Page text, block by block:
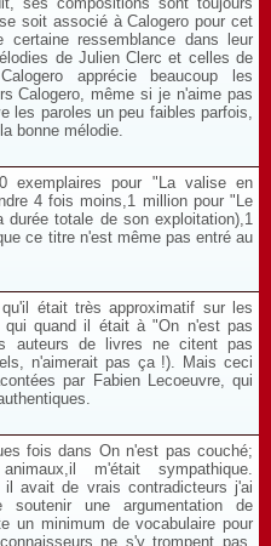
soit associé à Calogero pour cet
ressemblance dans leur
de Julien Clerc et celles de
apprécie beaucoup les
Calogero, même si je n'aime pas
les paroles un peu faibles parfois,
bonne mélodie.
exemplaires pour "La valise en
4 fois moins,1 million pour "Le
totale de son exploitation),1
ce titre n'est même pas entré au
était très approximatif sur les
quand il était à "On n'est pas
auteurs de livres ne citent pas
n'aimerait pas ça !). Mais ceci
par Fabien Lecoeuvre, qui
fois dans On n'est pas couché;
m'était sympathique.
il avait de vrais contradicteurs j'ai
une argumentation de
un minimum de vocabulaire pour
ne s'y trompent pas.